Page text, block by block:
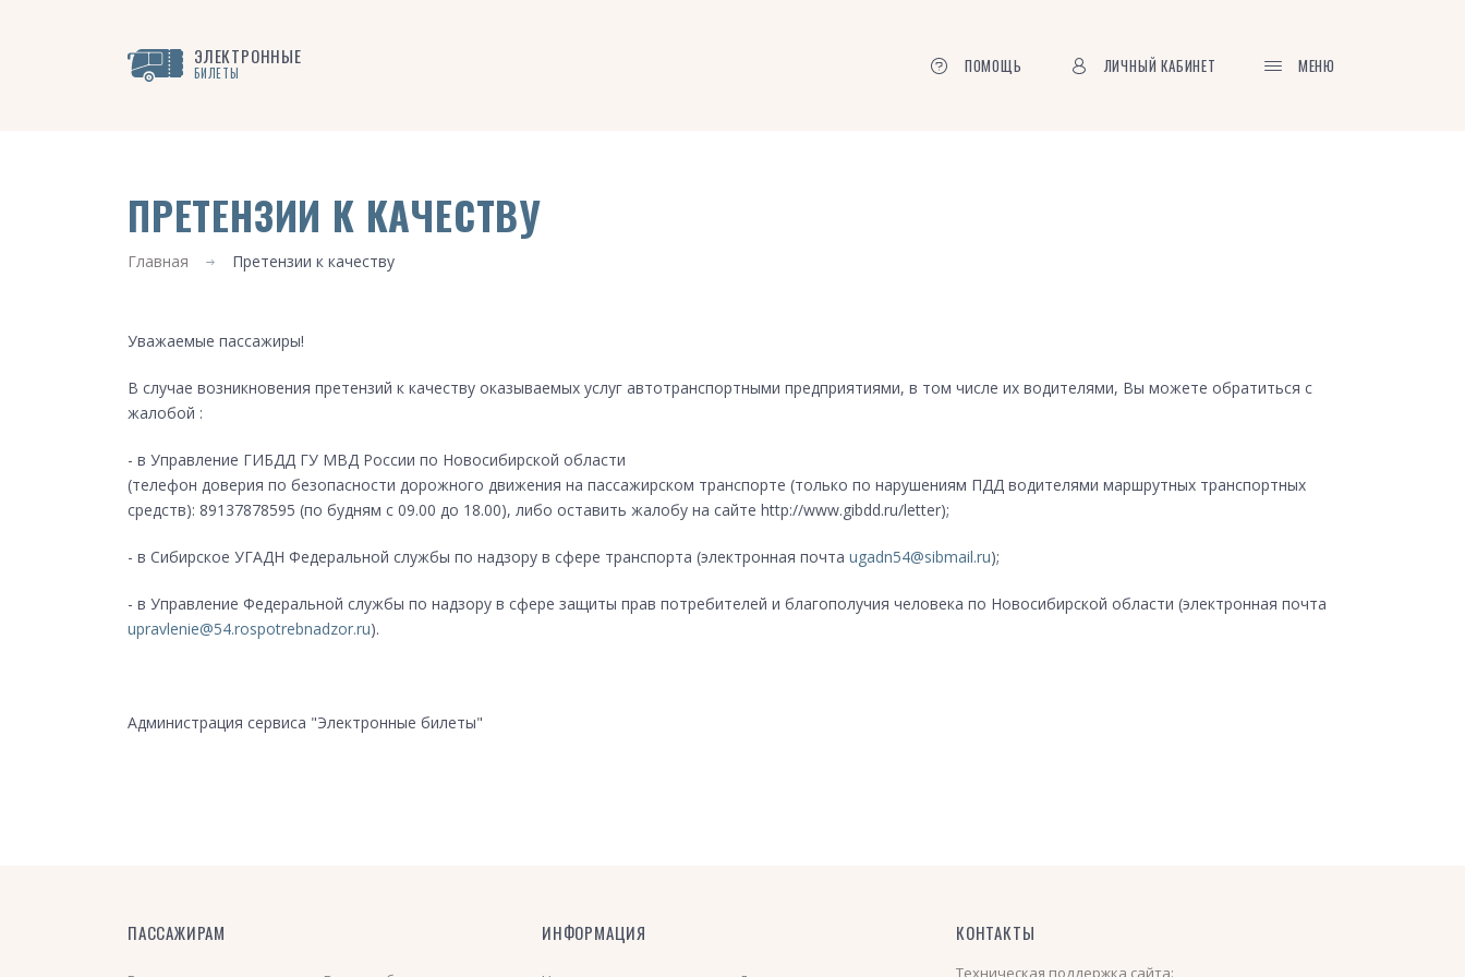
ЭЛЕКТРОННЫЕ
БИЛЕТЫ ПОМОЩЬ ЛИЧНЫЙ КАБИНЕТ МЕНЮ
ПРЕТЕНЗИИ К КАЧЕСТВУ
Главная Претензии к качеству
Уважаемые пассажиры!
В случае возникновения претензий к качеству оказываемых услуг автотранспортными предприятиями, в том числе их водителями, Вы можете обратиться с
жалобой :
- в Управление ГИБДД ГУ МВД России по Новосибирской области
(телефон доверия по безопасности дорожного движения на пассажирском транспорте (только по нарушениям ПДД водителями маршрутных транспортных
средств): 89137878595 (по будням с 09.00 до 18.00), либо оставить жалобу на сайте http://www.gibdd.ru/letter);
- в Сибирское УГАДН Федеральной службы по надзору в сфере транспорта (электронная почта ugadn54@sibmail.ru);
- в Управление Федеральной службы по надзору в сфере защиты прав потребителей и благополучия человека по Новосибирской области (электронная почта
upravlenie@54.rospotrebnadzor.ru).
Администрация сервиса "Электронные билеты"
ПАССАЖИРАМ ИНФОРМАЦИЯ КОНТАКТЫ
Техническая поддержка сайта: